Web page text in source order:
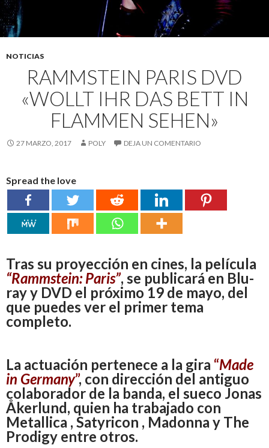
NOTICIAS
RAMMSTEIN PARIS DVD
«WOLLT IHR DAS BETT IN
FLAMMEN SEHEN»
27 MARZO, 2017 POLY DEJA UN COMENTARIO
Spread the love
Tras su proyección en cines, la película
“Rammstein: Paris”, se publicará en Blu-
ray y DVD el próximo 19 de mayo, del
que puedes ver el primer tema
completo.
La actuación pertenece a la gira “Made
in Germany”, con dirección del antiguo
colaborador de la banda, el sueco Jonas
Åkerlund, quien ha trabajado con
Metallica , Satyricon , Madonna y The
Prodigy entre otros.